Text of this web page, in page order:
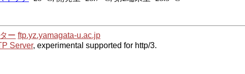
ー ftp.yz.yamagata-u.ac.jp
Server, experimental supported for http/3.